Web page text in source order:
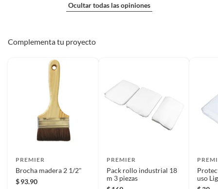
Ocultar todas las opiniones
Complementa tu proyecto
PREMIER
Brocha madera 2 1/2"
$93.90
PREMIER
Pack rollo industrial 18
m 3 piezas
uso